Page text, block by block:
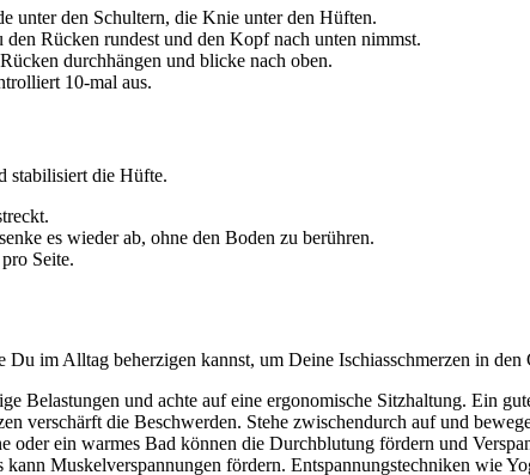
unter den Schultern, die Knie unter den Hüften.
Rücken rundest und den Kopf nach unten nimmst.
durchhängen und blicke nach oben.
10-mal aus.
stabilisiert die Hüfte.
es wieder ab, ohne den Boden zu berühren.
Seite.
Du im Alltag beherzigen kannst, um Deine Ischiasschmerzen in
Belastungen und achte auf eine ergonomische Sitzhaltung. Ein
verschärft die Beschwerden. Stehe zwischendurch auf und
oder ein warmes Bad können die Durchblutung fördern und
kann Muskelverspannungen fördern. Entspannungstechniken wie